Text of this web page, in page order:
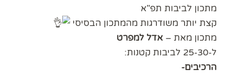
מתכון לביבות תפ"א
קצת יותר משודרגות מהמתכון הבסיסי
מתכון מאת – אדל למפרט
ל-25-30 לביבות קטנות:
הרכיבים-